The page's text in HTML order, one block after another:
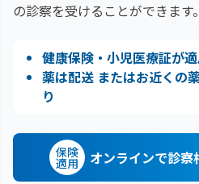
の診察を受けることができます。
健康保険・小児医療証が
薬は配送 またはお近くの
り
保険
適用 オンラインで診察